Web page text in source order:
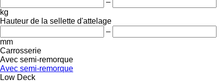
kg
Hauteur de la sellette d'attelage
–
mm
Carrosserie
Avec semi-remorque
Avec semi-remorque
Low Deck